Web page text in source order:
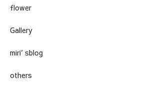
flower
Gallery
miri′sblog
others